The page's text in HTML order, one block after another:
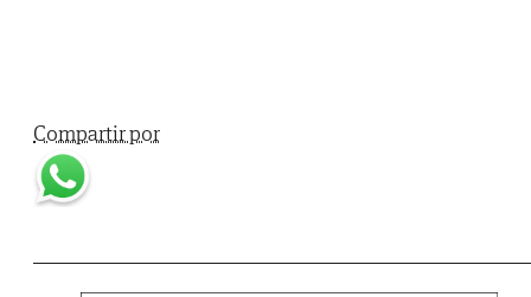
Compartir por